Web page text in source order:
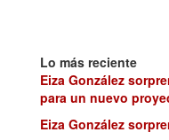
Lo más reciente
Eiza González
para un nuevo
Eiza González